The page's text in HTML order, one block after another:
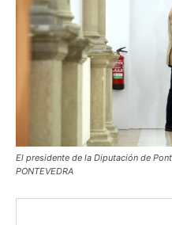
El presidente de la Diputación de
PONTEVEDRA